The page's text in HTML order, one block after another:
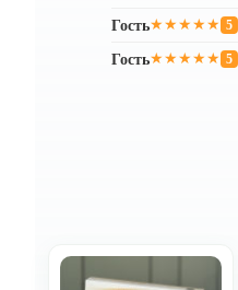
Гость★★★★★ 5
Гость★★★★★ 5